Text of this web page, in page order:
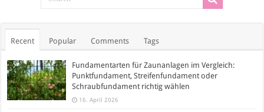
Recent Popular Comments Tags
Fundamentarten für Zaunanlagen im Vergleich:
Punktfundament, Streifenfundament oder
Schraubfundament richtig wählen
16. April 2026